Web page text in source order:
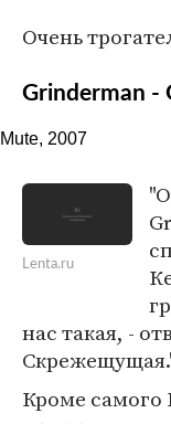
Очень
Grinderman -
Mute, 2007
Lenta.ru
нас такая, -
Кроме самого